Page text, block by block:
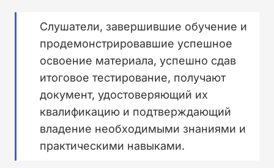
Слушатели, завершившие обучение и
продемонстрировавшие успешное
освоение материала, успешно сдав
итоговое тестирование, получают
документ, удостоверяющий их
квалификацию и подтверждающий
владение необходимыми знаниями и
практическими навыками.